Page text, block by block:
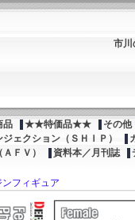
市川
品 ★★特価品★★ その他
ジェクション（ＳＨＩＰ）
ＦＶ） 資料本／月刊誌
ンフィギュア